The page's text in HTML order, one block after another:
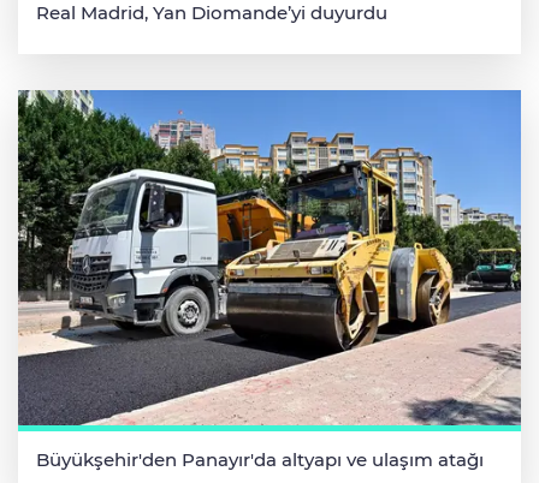
Real Madrid, Yan Diomande’yi duyurdu
Büyükşehir'den Panayır'da altyapı ve ulaşım atağı